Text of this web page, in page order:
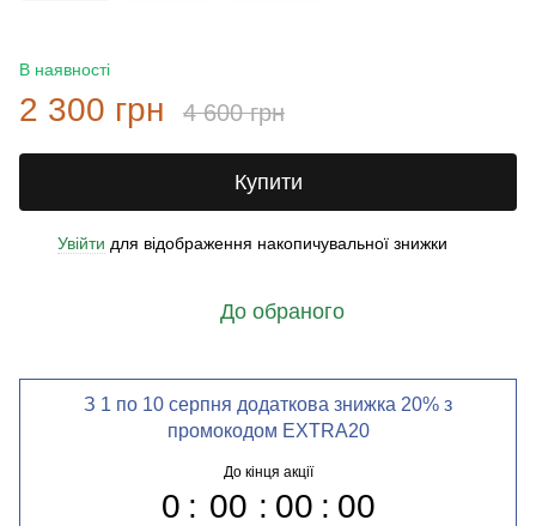
В наявності
2 300 грн 4 600 грн
Купити
Увійти для відображення накопичувальної знижки
До обраного
З 1 по 10 серпня додаткова знижка 20% з
промокодом EXTRA20
До кінця акції
0 00 00 00